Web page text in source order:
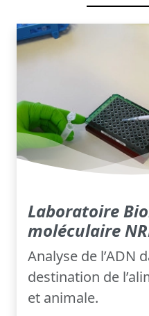
Laboratoire
moléculaire
Analyse de l’ADN
destination de
et animale.